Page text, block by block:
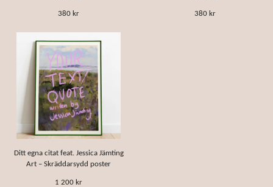
380 kr 380 kr
Ditt egna citat feat. Jessica Jämting
Art – Skräddarsydd poster
1 200 kr